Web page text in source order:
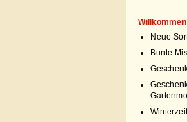
Neue
Bunte